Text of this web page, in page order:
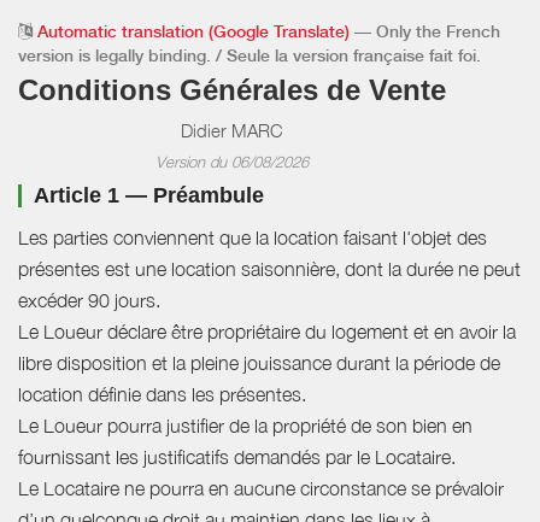
Automatic translation (Google Translate) — Only the French
version is legally binding. / Seule la version française fait foi.
Conditions Générales de Vente
Didier MARC
Version du 06/08/2026
Article 1 — Préambule
Les parties conviennent que la location faisant l'objet des
présentes est une location saisonnière, dont la durée ne peut
excéder 90 jours.
Le Loueur déclare être propriétaire du logement et en avoir la
libre disposition et la pleine jouissance durant la période de
location définie dans les présentes.
Le Loueur pourra justifier de la propriété de son bien en
fournissant les justificatifs demandés par le Locataire.
Le Locataire ne pourra en aucune circonstance se prévaloir